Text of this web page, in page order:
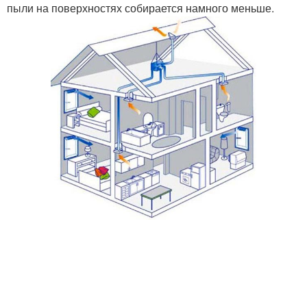
пыли на поверхностях собирается намного меньше.